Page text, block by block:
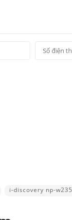
i-discovery np-w235